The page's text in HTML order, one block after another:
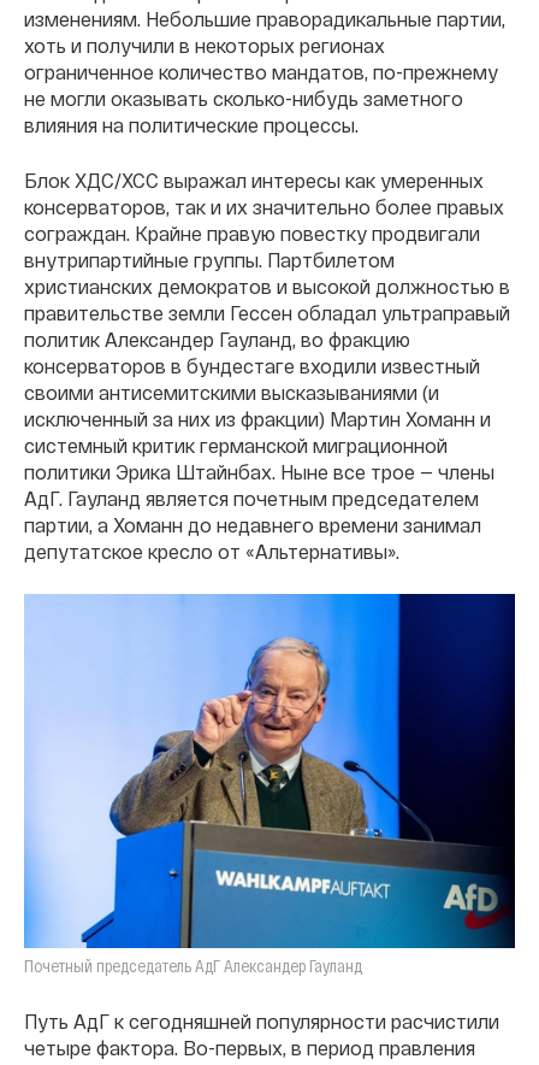
изменениям. Небольшие праворадикальные партии,
хоть и получили в некоторых регионах
ограниченное количество мандатов, по-прежнему
не могли оказывать сколько-нибудь заметного
влияния на политические процессы.
Блок ХДС/ХСС выражал интересы как умеренных
консерваторов, так и их значительно более правых
сограждан. Крайне правую повестку продвигали
внутрипартийные группы. Партбилетом
христианских демократов и высокой должностью в
правительстве земли Гессен обладал ультраправый
политик Александер Гауланд, во фракцию
консерваторов в бундестаге входили известный
своими антисемитскими высказываниями (и
исключенный за них из фракции) Мартин Хоманн и
системный критик германской миграционной
политики Эрика Штайнбах. Ныне все трое — члены
АдГ. Гауланд является почетным председателем
партии, а Хоманн до недавнего времени занимал
депутатское кресло от «Альтернативы».
Почетный председатель АдГ Александер Гауланд
Путь АдГ к сегодняшней популярности расчистили
четыре фактора. Во-первых, в период правления